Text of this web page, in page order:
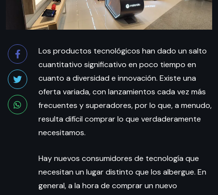
Los productos tecnológicos han dado un salto
cuantitativo significativo en poco tiempo en
cuanto a diversidad e innovación. Existe una
oferta variada, con lanzamientos cada vez más
frecuentes y superadores, por lo que, a menudo,
resulta difícil comprar lo que verdaderamente
necesitamos.
Hay nuevos consumidores de tecnología que
necesitan un lugar distinto que los albergue. En
general, a la hora de comprar un nuevo